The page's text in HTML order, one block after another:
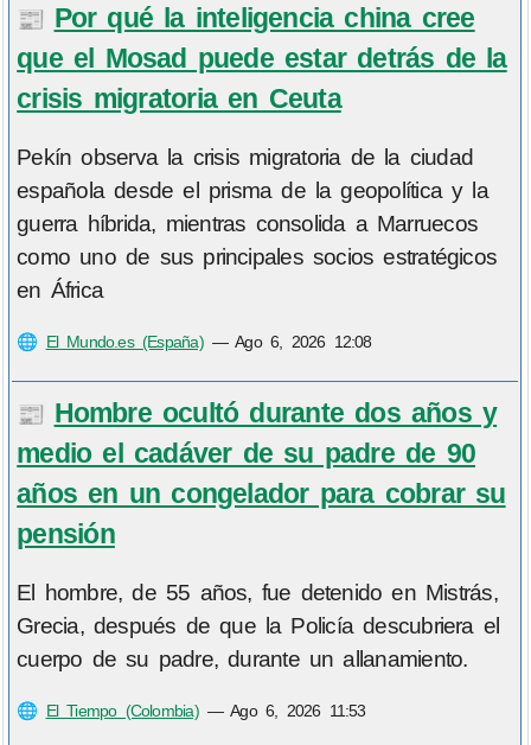
📰 Por qué la inteligencia china cree
que el Mosad puede estar detrás de la
crisis migratoria en Ceuta
Pekín observa la crisis migratoria de la ciudad
española desde el prisma de la geopolítica y la
guerra híbrida, mientras consolida a Marruecos
como uno de sus principales socios estratégicos
en África
🌐 El Mundo.es (España)—Ago 6, 2026 12:08
📰 Hombre ocultó durante dos años y
medio el cadáver de su padre de 90
años en un congelador para cobrar su
pensión
El hombre, de 55 años, fue detenido en Mistrás,
Grecia, después de que la Policía descubriera el
cuerpo de su padre, durante un allanamiento.
🌐 El Tiempo (Colombia)—Ago 6, 2026 11:53